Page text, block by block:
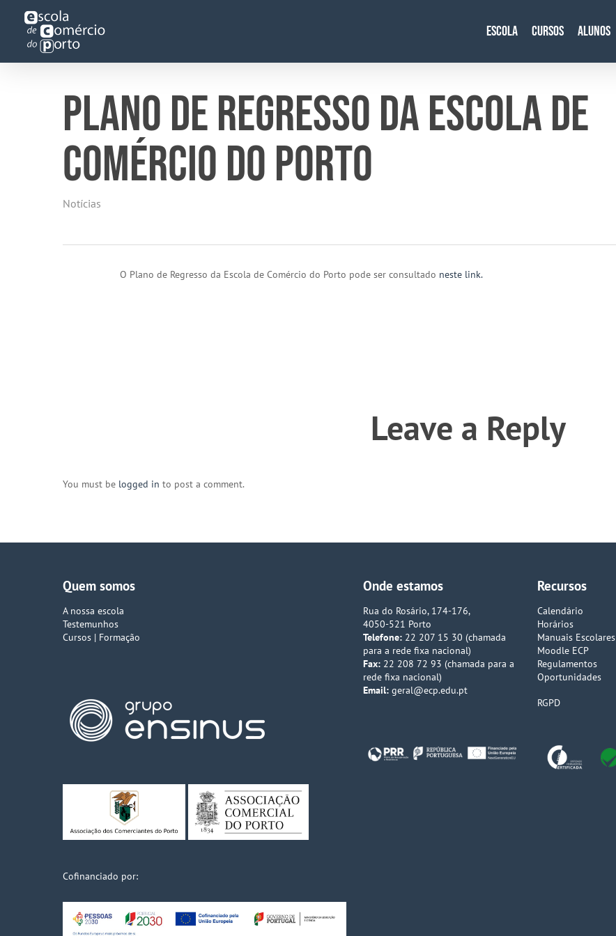
content Escola Cursos Alunos
PLANO DE REGRESSO DA ESCOLA DE
COMÉRCIO DO PORTO
Notícias
O Plano de Regresso da Escola de Comércio do Porto pode ser consultado neste link.
Leave a Reply
You must be logged in to post a comment.
Quem somos
A nossa escola
Testemunhos
Cursos | Formação
Cofinanciado por:
Onde estamos
Rua do Rosário, 174-176,
4050-521 Porto
Telefone:22 207 15 30 (chamada
para a rede fixa nacional)
Fax:22 208 72 93 (chamada para a
rede fixa nacional)
Email: geral@ecp.edu.pt
Recursos
Calendário
Horários
Manuais Escolares
Moodle ECP
Regulamentos
Oportunidades
RGPD